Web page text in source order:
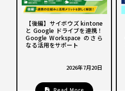
【後編】サイボウズ kintone
と Google ドライブを連携！
Google Workspace のさら
なる活用をサポート
2026年7月20日